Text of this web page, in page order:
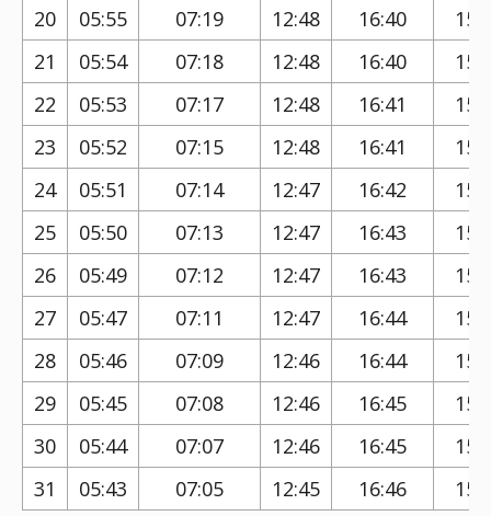
20
05:55 07:19 12:48 16:40
21
05:54 07:18 12:48 16:40
22
05:53 07:17 12:48 16:41
23
05:52 07:15 12:48 16:41
24
05:51 07:14 12:47 16:42
25
05:50 07:13 12:47 16:43
26
05:49 07:12 12:47 16:43
27
05:47 07:11 12:47 16:44
28
05:46 07:09 12:46 16:44
29
05:45 07:08 12:46 16:45
30
05:44 07:07 12:46 16:45
31
05:43 07:05 12:45 16:46